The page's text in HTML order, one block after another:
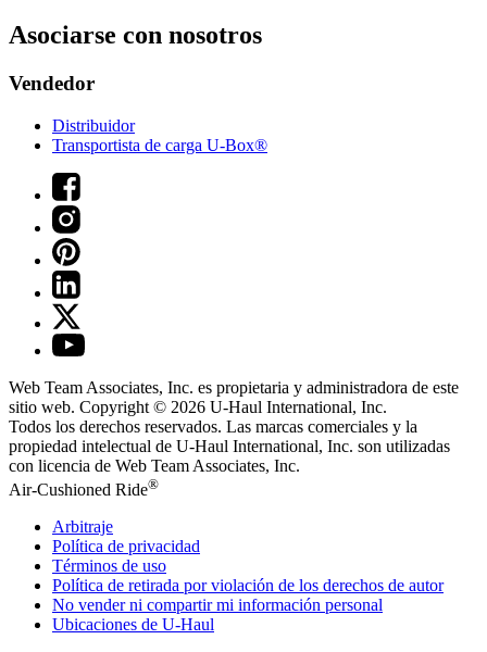
Asociarse con nosotros
Vendedor
Distribuidor
Transportista de carga U-Box®
Web Team Associates, Inc. es propietaria y administradora de este
sitio web. Copyright © 2026 U-Haul International, Inc.
Todos los derechos reservados. Las marcas comerciales y la
propiedad intelectual de U-Haul International, Inc. son utilizadas
con licencia de Web Team Associates, Inc.
Air-Cushioned Ride®
Arbitraje
Política de privacidad
Términos de uso
Política de retirada por violación de los derechos de autor
No vender ni compartir mi información personal
Ubicaciones de U-Haul